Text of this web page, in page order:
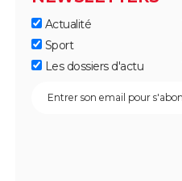
Actualité
Sport
Les dossiers d'actu